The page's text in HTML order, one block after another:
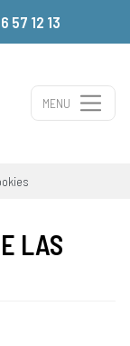
57 12 13
MENU
LAS